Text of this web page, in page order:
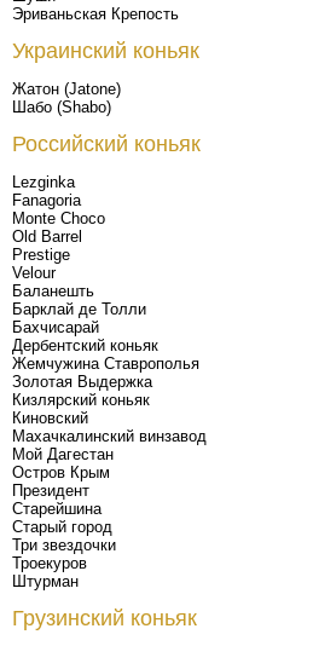
Эриваньская Крепость
Украинский коньяк
Жатон (Jatone)
Шабо (Shabo)
Российский коньяк
Lezginka
Fanagoria
Monte Choco
Old Barrel
Prestige
Velour
Баланешть
Барклай де Толли
Бахчисарай
Дербентский коньяк
Жемчужина Ставрополья
Золотая Выдержка
Кизлярский коньяк
Киновский
Махачкалинский винзавод
Мой Дагестан
Остров Крым
Президент
Старейшина
Старый город
Три звездочки
Троекуров
Штурман
Грузинский коньяк